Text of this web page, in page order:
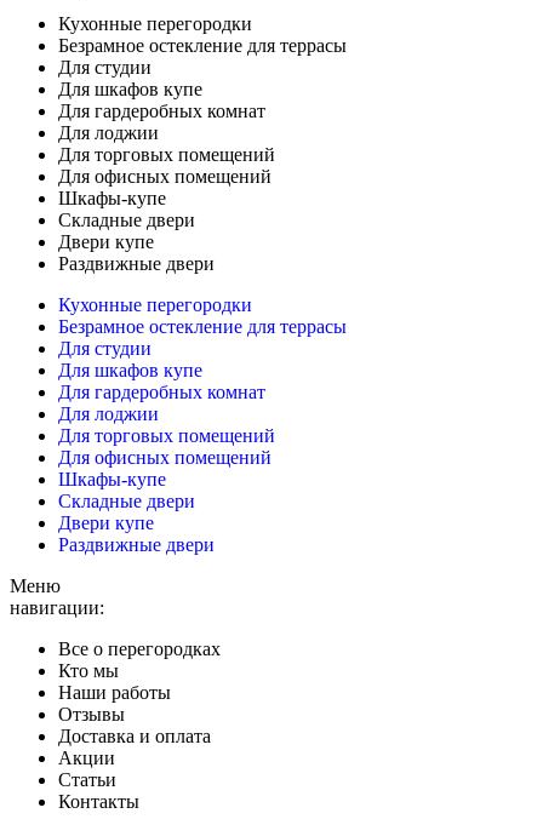
Кухонные перегородки
Безрамное остекление для террасы
Для студии
Для шкафов купе
Для гардеробных комнат
Для лоджии
Для торговых помещений
Для офисных помещений
Шкафы-купе
Складные двери
Двери купе
Раздвижные двери
Кухонные перегородки
Безрамное остекление для террасы
Для студии
Для шкафов купе
Для гардеробных комнат
Для лоджии
Для торговых помещений
Для офисных помещений
Шкафы-купе
Складные двери
Двери купе
Раздвижные двери
Меню
навигации:
Все о перегородках
Кто мы
Наши работы
Отзывы
Доставка и оплата
Акции
Статьи
Контакты